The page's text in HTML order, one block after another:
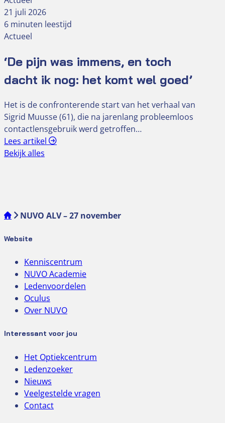
21 juli 2026
6 minuten leestijd
Actueel
‘De pijn was immens, en toch
dacht ik nog: het komt wel goed’
Het is de confronterende start van het verhaal van
Sigrid Muusse (61), die na jarenlang probleemloos
contactlensgebruik werd getroffen…
Lees artikel
Bekijk alles
NUVO ALV – 27 november
Website
Kenniscentrum
NUVO Academie
Ledenvoordelen
Oculus
Over NUVO
Interessant voor jou
Het Optiekcentrum
Ledenzoeker
Nieuws
Veelgestelde vragen
Contact